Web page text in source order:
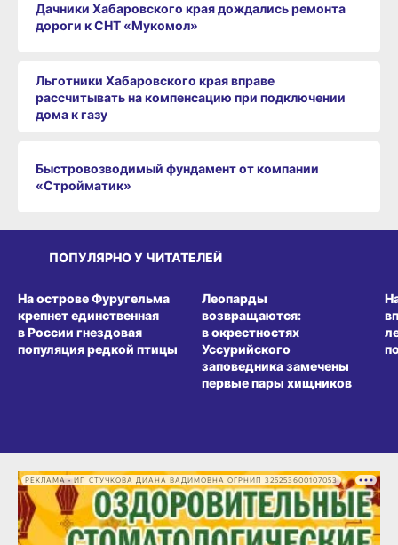
Дачники Хабаровского края дождались ремонта
дороги к СНТ «Мукомол»
Льготники Хабаровского края вправе
рассчитывать на компенсацию при подключении
дома к газу
Быстровозводимый фундамент от компании
«Стройматик»
ПОПУЛЯРНО У ЧИТАТЕЛЕЙ
На острове Фуругельма
крепнет единственная
в России гнездовая
популяция редкой птицы
Леопарды
возвращаются:
в окрестностях
Уссурийского
заповедника замечены
первые пары хищников
РЕКЛАМА • ИП СТУЧКОВА ДИАНА ВАДИМОВНА ОГРНИП 325253600107053